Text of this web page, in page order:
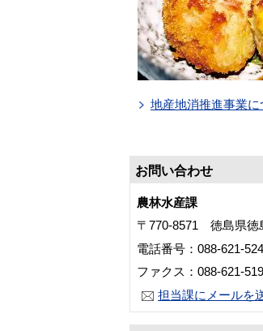
地産地消推進事業に
お問い合わせ
農林水産課
〒770-8571 徳島県徳
電話番号：088-621-
ファクス：088-621-
担当課にメールを